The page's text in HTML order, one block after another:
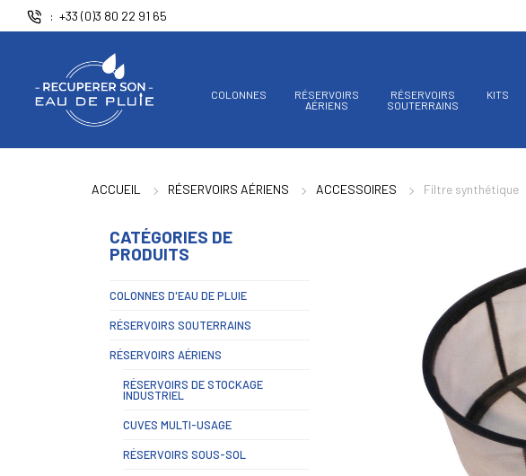
+33 (0)3 80 22 91 65
COLONNES
RÉSERVOIRS
AÉRIENS
RÉSERVOIRS
SOUTERRAINS
KITS
ACCUEIL RÉSERVOIRS AÉRIENS ACCESSOIRES Filtre synthétique
CATÉGORIES DE
PRODUITS
COLONNES D'EAU DE PLUIE
RÉSERVOIRS SOUTERRAINS
RÉSERVOIRS AÉRIENS
RÉSERVOIRS DE STOCKAGE
INDUSTRIEL
CUVES MULTI-USAGE
RÉSERVOIRS SOUS-SOL
Panneau de gestion des cookies